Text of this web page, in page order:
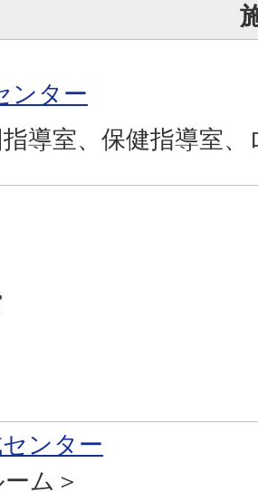
ンター
指導室、保健指導室
ンター
ム＞